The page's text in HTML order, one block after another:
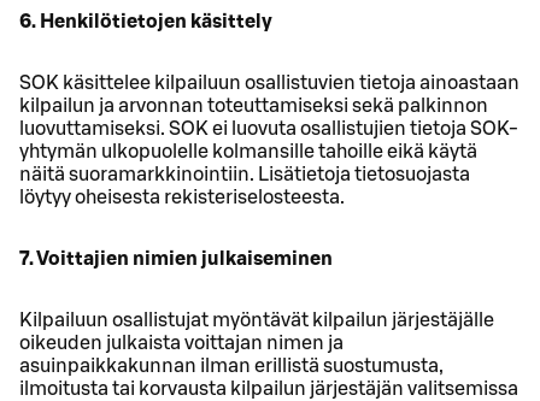
6. Henkilötietojen käsittely
SOK käsittelee kilpailuun osallistuvien tietoja ainoastaan
kilpailun ja arvonnan toteuttamiseksi sekä palkinnon
luovuttamiseksi. SOK ei luovuta osallistujien tietoja SOK-
yhtymän ulkopuolelle kolmansille tahoille eikä käytä
näitä suoramarkkinointiin. Lisätietoja tietosuojasta
löytyy oheisesta rekisteriselosteesta.
7. Voittajien nimien julkaiseminen
Kilpailuun osallistujat myöntävät kilpailun järjestäjälle
oikeuden julkaista voittajan nimen ja
asuinpaikkakunnan ilman erillistä suostumusta,
ilmoitusta tai korvausta kilpailun järjestäjän valitsemissa